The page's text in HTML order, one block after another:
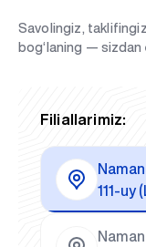
Savolingiz,
bog‘laning — sizdan
Filiallarimiz:
111-uy